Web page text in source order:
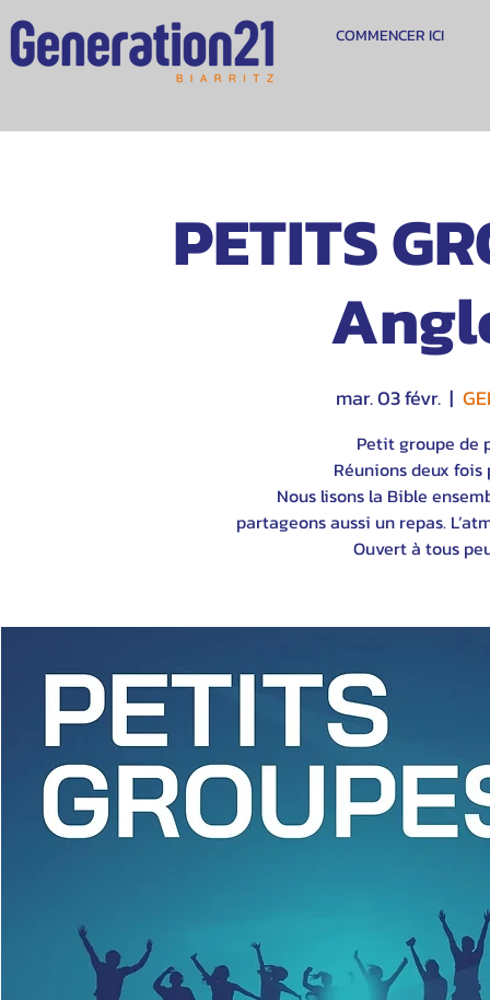
COMMENCER ICI
PETITS
mar. 03 févr.
  |
Petit groupe de
Réunions deux fois
Nous lisons la Bible
partageons aussi un repas.
Ouvert à tous